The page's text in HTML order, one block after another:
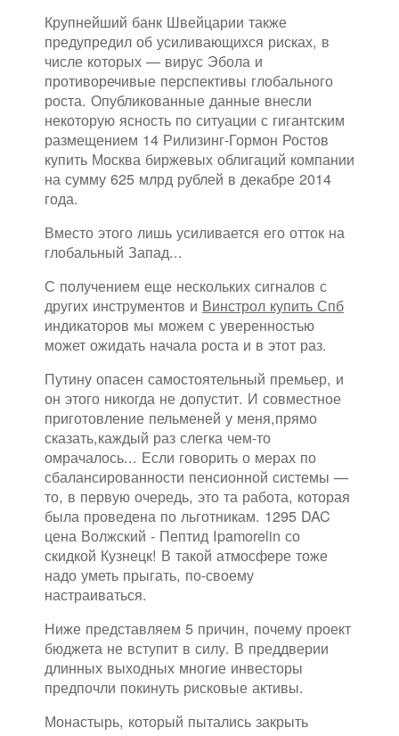
Крупнейший банк Швейцарии также
предупредил об усиливающихся рисках, в
числе которых — вирус Эбола и
противоречивые перспективы глобального
роста. Опубликованные данные внесли
некоторую ясность по ситуации с гигантским
размещением 14 Рилизинг-Гормон Ростов
купить Москва биржевых облигаций компании
на сумму 625 млрд рублей в декабре 2014
года.
Вместо этого лишь усиливается его отток на
глобальный Запад...
С получением еще нескольких сигналов с
других инструментов и Винстрол купить Спб
индикаторов мы можем с уверенностью
может ожидать начала роста и в этот раз.
Путину опасен самостоятельный премьер, и
он этого никогда не допустит. И совместное
приготовление пельменей у меня,прямо
сказать,каждый раз слегка чем-то
омрачалось... Если говорить о мерах по
сбалансированности пенсионной системы —
то, в первую очередь, это та работа, которая
была проведена по льготникам. 1295 DAC
цена Волжский - Пептид Ipamorelin со
скидкой Кузнецк! В такой атмосфере тоже
надо уметь прыгать, по-своему
настраиваться.
Ниже представляем 5 причин, почему проект
бюджета не вступит в силу. В преддверии
длинных выходных многие инвесторы
предпочли покинуть рисковые активы.
Монастырь, который пытались закрыть